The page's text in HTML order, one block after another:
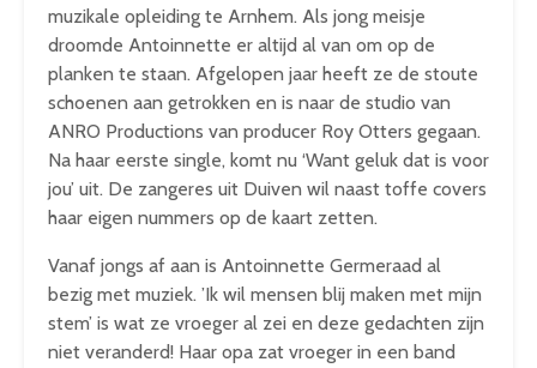
muzikale opleiding te Arnhem. Als jong meisje
droomde Antoinnette er altijd al van om op de
planken te staan. Afgelopen jaar heeft ze de stoute
schoenen aan getrokken en is naar de studio van
ANRO Productions van producer Roy Otters gegaan.
Na haar eerste single, komt nu ‘Want geluk dat is voor
jou’ uit. De zangeres uit Duiven wil naast toffe covers
haar eigen nummers op de kaart zetten.
Vanaf jongs af aan is Antoinnette Germeraad al
bezig met muziek. ’Ik wil mensen blij maken met mijn
stem’ is wat ze vroeger al zei en deze gedachten zijn
niet veranderd! Haar opa zat vroeger in een band